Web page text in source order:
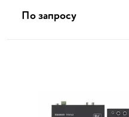
По запросу